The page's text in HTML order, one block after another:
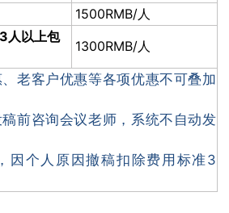
1500RMB/人
人以上包
1300RMB/人
老客户优惠等各项优惠不可叠加
前咨询会议老师，系统不自动发
因个人原因撤稿扣除费用标准3